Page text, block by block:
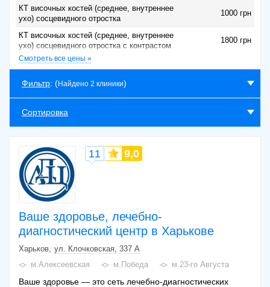
КТ височных костей (среднее, внутреннее
ухо) сосцевидного отростка
1000 грн
КТ височных костей (среднее, внутреннее
ухо) сосцевидного отростка с контрастом
1800 грн
КТ височных костей (среднее, внутреннее
1200 грн
КТ головного мозга + височных костей
(среднее, внутреннее ухо, сосцевидный
отросток)
1500 грн
Смотреть все цены »
Фильтр: (Найдено 2 клиники)
Сортировка
Ваше здоровье, лечебно-
диагностический центр в Харькове
11 9,0
Харьков ул. Клочковская, 337 А
м.Алексеевская
м.Победа м.23-го Августа
Ваше здоровье — это сеть лечебно-диагностических